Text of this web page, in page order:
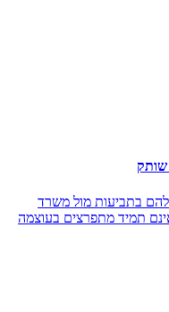
שותק
בתביעות מול משרד
תמיד מתפרצים בעוצמה